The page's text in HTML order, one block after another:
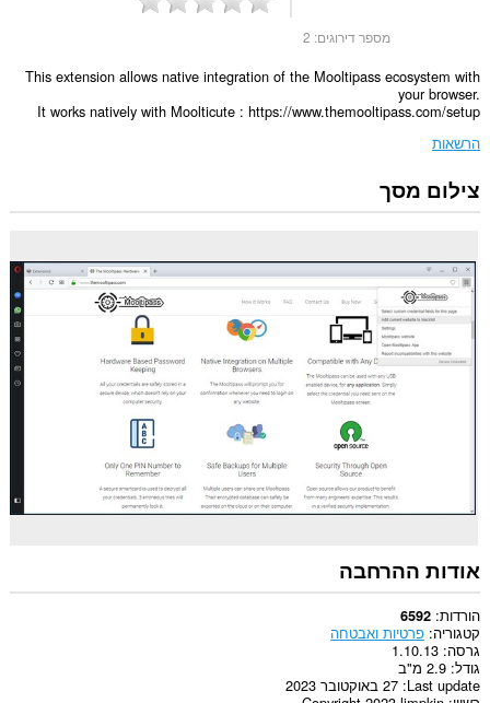
מספר דירוגים: 2
This extension allows native integration of the Mooltipass ecosystem with
your browser.
It works natively with Moolticute : https://www.themooltipass.com/setup
הרשאות
הרחבה
זו
למידע
שלך
בכל
אתרי
הרחבה
can
write
data
into
the
clipboard.
ההרחבה
צילום מסך
אודות ההרחבה
הורדות 6592
קטגוריה פרטיות ואבטחה
גרסה 1.10.13
גודל 2.9 מ"ב
Last update 27 באוקטובר 2023